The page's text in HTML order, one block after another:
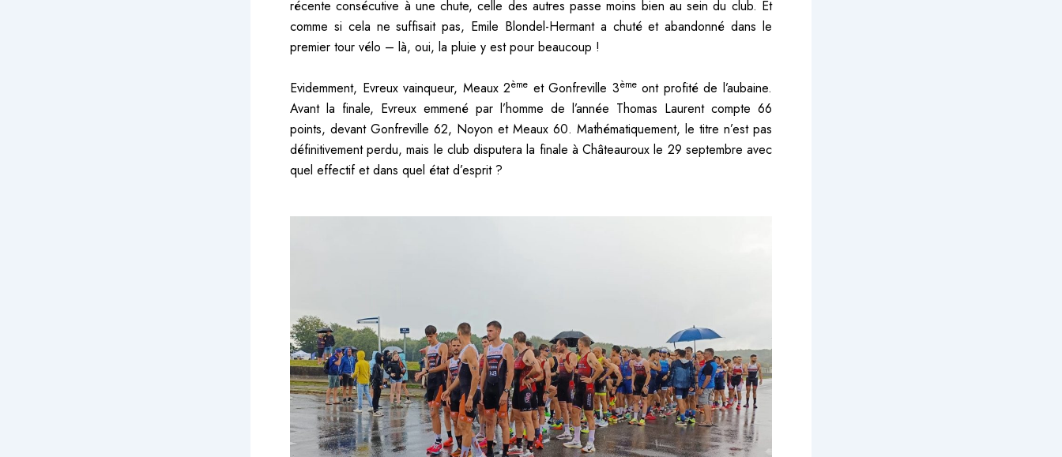
récente consécutive à une chute, celle des autres passe moins bien au sein du club. Et
comme si cela ne suffisait pas, Emile Blondel-Hermant a chuté et abandonné dans le
premier tour vélo – là, oui, la pluie y est pour beaucoup !
Evidemment, Evreux vainqueur, Meaux 2ème et Gonfreville 3èmeont profité de l’aubaine.
Avant la finale, Evreux emmené par l’homme de l’année Thomas Laurent compte 66
points, devant Gonfreville 62, Noyon et Meaux 60. Mathématiquement, le titre n’est pas
définitivement perdu, mais le club disputera la finale à Châteauroux le 29 septembre avec
quel effectif et dans quel état d’esprit ?